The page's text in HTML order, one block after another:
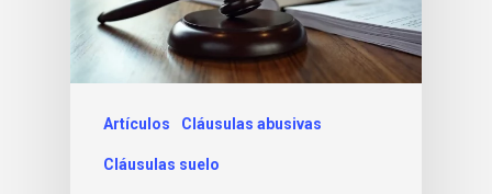
Artículos Cláusulas abusivas
Cláusulas suelo